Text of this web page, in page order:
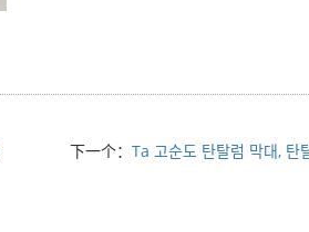
下一个：Ta 고순도 탄탈럼 막대, 탄